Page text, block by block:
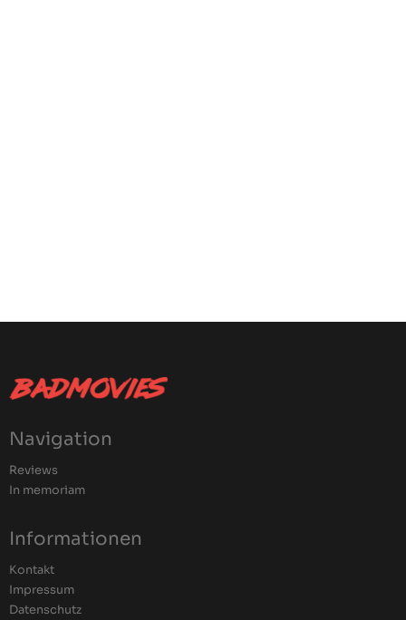
Navigation
Reviews
In memoriam
Informationen
Kontakt
Impressum
Datenschutz